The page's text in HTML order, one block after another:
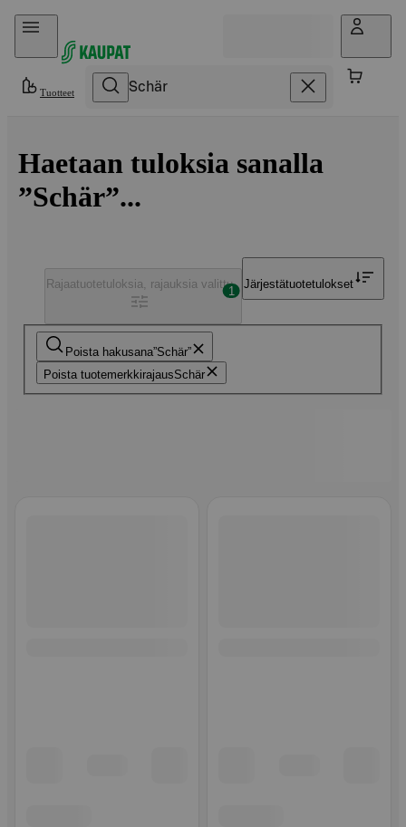
Hyppää sisältöön
Tuotteet
Haetaan tuloksia sanalla
”Schär”...
Poista hakusana Schär
Poista tuotemerkkirajausSchär
Rajaatuotetuloksia, rajauksia valittu
1
Järjestätuotetulokset